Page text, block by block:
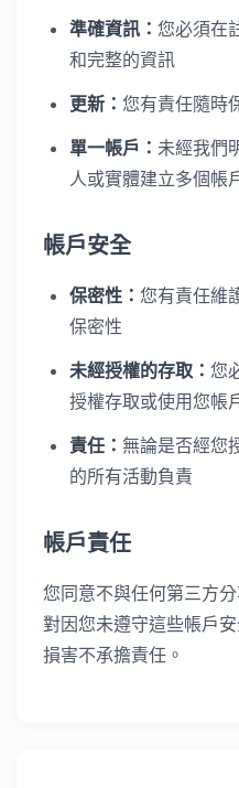
準確資訊： 您必須在
和完整的資訊
更新： 您有責任隨時
單一帳戶： 未經我們
人或實體建立多個帳
帳戶安全
保密性： 您有責任維
保密性
未經授權的存取： 您
授權存取或使用您帳
責任： 無論是否經您
的所有活動負責
帳戶責任
您同意不與任何第三方
對因您未遵守這些帳戶
損害不承擔責任。